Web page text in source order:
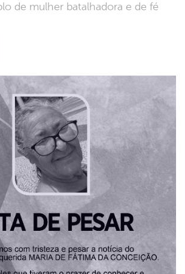
de mulher batalhadora e de fé